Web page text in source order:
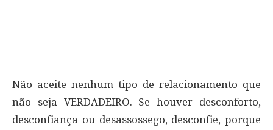
Não aceite nenhum tipo de relacionamento que
não seja VERDADEIRO. Se houver desconforto,
desconfiança ou desassossego, desconfie, porque